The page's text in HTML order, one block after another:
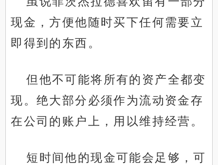
现金，方便他随时买下任何需要立
即得到的东西。
但他不可能将所有的资产全都变
现。绝大部分必须作为流动资金存
在公司的账户上，用以维持经营。
短时间他的现金可能会足够，可